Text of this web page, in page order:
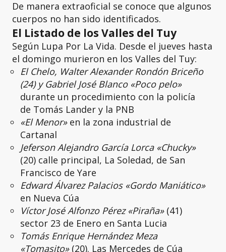
De manera extraoficial se conoce que algunos
cuerpos no han sido identificados.
El Listado de los Valles del Tuy
Según Lupa Por La Vida. Desde el jueves hasta
el domingo murieron en los Valles del Tuy:
El Chelo, Walter Alexander Rondón Briceño
(24) y Gabriel José Blanco «Poco pelo»
durante un procedimiento con la policía
de Tomás Lander y la PNB
«El Menor» en la zona industrial de
Cartanal
Jeferson Alejandro García Lorca «Chucky»
(20) calle principal, La Soledad, de San
Francisco de Yare
Edward Álvarez Palacios «Gordo Maniático»
en Nueva Cúa
Víctor José Alfonzo Pérez «Piraña»(41)
sector 23 de Enero en Santa Lucia
Tomás Enrique Hernández Meza
«Tomasito»(20). Las Mercedes de Cúa